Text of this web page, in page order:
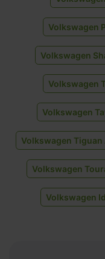
Volkswagen
Volkswagen
Volkswagen
Volkswagen
Volkswagen Tiguan
Volkswagen
Volkswagen